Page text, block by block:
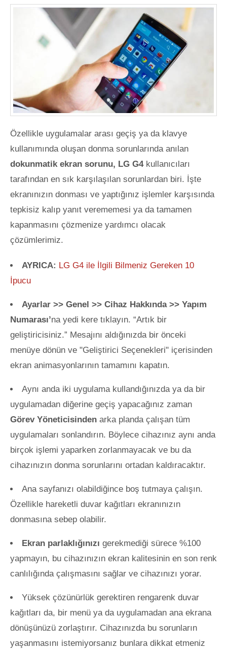
Özellikle uygulamalar arası geçiş ya da klavye
kullanımında oluşan donma sorunlarında anılan
dokunmatik ekran sorunu, LG G4kullanıcıları
tarafından en sık karşılaşılan sorunlardan biri. İşte
ekranınızın donması ve yaptığınız işlemler karşısında
tepkisiz kalıp yanıt verememesi ya da tamamen
kapanmasını çözmenize yardımcı olacak
çözümlerimiz.
AYRICA: LG G4 ile İlgili Bilmeniz Gereken 10
İpucu
Ayarlar >> Genel >> Cihaz Hakkında >> Yapım
Numarası’na yedi kere tıklayın. “Artık bir
geliştiricisiniz.” Mesajını aldığınızda bir önceki
menüye dönün ve "Geliştirici Seçenekleri" içerisinden
ekran animasyonlarının tamamını kapatın.
Aynı anda iki uygulama kullandığınızda ya da bir
uygulamadan diğerine geçiş yapacağınız zaman
Görev Yöneticisinden arka planda çalışan tüm
uygulamaları sonlandırın. Böylece cihazınız aynı anda
birçok işlemi yaparken zorlanmayacak ve bu da
cihazınızın donma sorunlarını ortadan kaldıracaktır.
Ana sayfanızı olabildiğince boş tutmaya çalışın.
Özellikle hareketli duvar kağıtları ekranınızın
donmasına sebep olabilir.
Ekran parlaklığınızı gerekmediği sürece %100
yapmayın, bu cihazınızın ekran kalitesinin en son renk
canlılığında çalışmasını sağlar ve cihazınızı yorar.
Yüksek çözünürlük gerektiren rengarenk duvar
kağıtları da, bir menü ya da uygulamadan ana ekrana
dönüşünüzü zorlaştırır. Cihazınızda bu sorunların
yaşanmasını istemiyorsanız bunlara dikkat etmeniz